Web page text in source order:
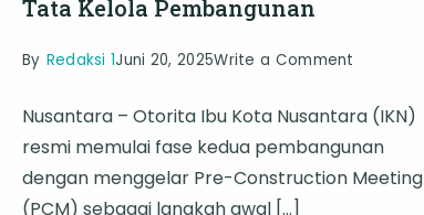
Tata Kelola Pembangunan
By Redaksi 1Juni 20, 2025Write a Comment
Masuki
Tahap
Kedua:
Nusantara – Otorita Ibu Kota Nusantara (IKN)
resmi memulai fase kedua pembangunan
dengan menggelar Pre-Construction Meeting
(PCM) sebagai langkah awal […]